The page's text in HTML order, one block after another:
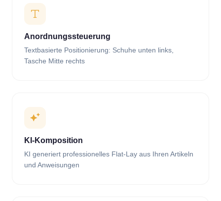
Anordnungssteuerung
Textbasierte Positionierung: Schuhe unten links,
Tasche Mitte rechts
KI-Komposition
KI generiert professionelles Flat-Lay aus Ihren Artikeln
und Anweisungen